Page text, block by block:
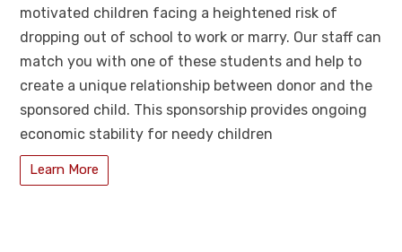
motivated children facing a heightened risk of
dropping out of school to work or marry. Our staff can
match you with one of these students and help to
create a unique relationship between donor and the
sponsored child. This sponsorship provides ongoing
economic stability for needy children
Learn More